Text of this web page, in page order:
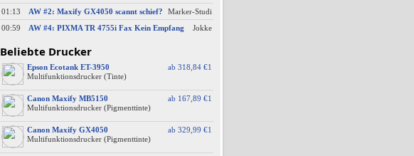
01:13
AW #2: Maxify GX4050 scannt schief?
Marker-Studi
00:59
AW #4: PIXMA TR 4755i Fax Kein Empfang Jokke
Beliebte Drucker
ab 318,84 €1
Epson Ecotank ET-3950
Multifunktionsdrucker (Tinte)
ab 167,89 €1
Canon Maxify MB5150
Multifunktionsdrucker (Pigmenttinte)
ab 329,99 €1
Canon Maxify GX4050
Multifunktionsdrucker (Pigmenttinte)